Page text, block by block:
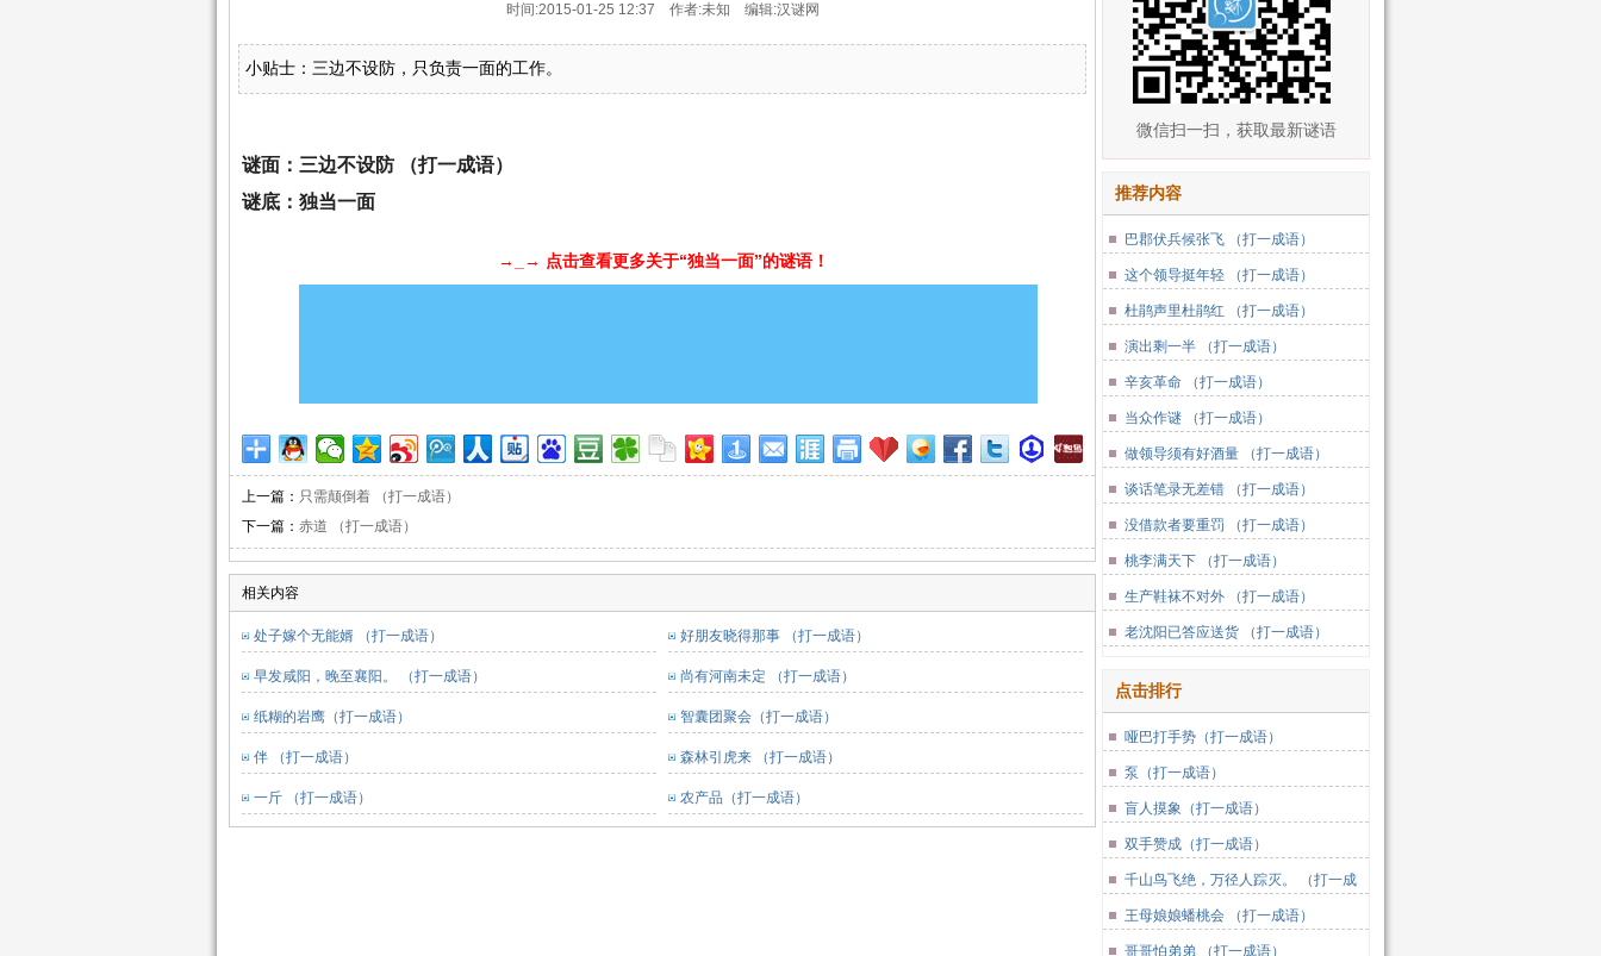
时间:2015-01-25 12:37 作者:未知 编辑:汉谜网
小贴士：三边不设防，只负责一面的工作。
谜面：三边不设防 （打一成语）
谜底：独当一面
→_→ 点击查看更多关于“独当一面”的谜语！
上一篇： 只需颠倒着 （打一成语）
下一篇： 赤道 （打一成语）
相关内容
处子嫁个无能婿 （打一成语） 好朋友晓得那事 （打一成语）
早发咸阳，晚至襄阳。 （打一成语） 尚有河南未定 （打一成语）
纸糊的岩鹰（打一成语） 智囊团聚会（打一成语）
伴 （打一成语） 森林引虎来 （打一成语）
一斤 （打一成语） 农产品（打一成语）
微信扫一扫，获取最新谜语
推荐内容
巴郡伏兵候张飞 （打一成语）
这个领导挺年轻 （打一成语）
杜鹃声里杜鹃红 （打一成语）
演出剩一半 （打一成语）
辛亥革命 （打一成语）
当众作谜 （打一成语）
做领导须有好酒量 （打一成语）
谈话笔录无差错 （打一成语）
没借款者要重罚 （打一成语）
桃李满天下 （打一成语）
生产鞋袜不对外 （打一成语）
老沈阳已答应送货 （打一成语）
点击排行
哑巴打手势（打一成语）
泵（打一成语）
盲人摸象（打一成语）
双手赞成（打一成语）
千山鸟飞绝，万径人踪灭。 （打一成
语）
王母娘娘蟠桃会 （打一成语）
哥哥怕弟弟 （打一成语）